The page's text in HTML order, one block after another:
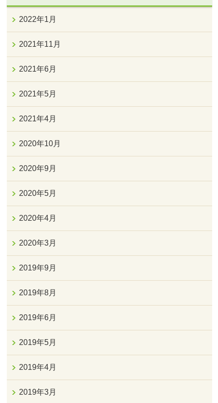
2022年1月
2021年11月
2021年6月
2021年5月
2021年4月
2020年10月
2020年9月
2020年5月
2020年4月
2020年3月
2019年9月
2019年8月
2019年6月
2019年5月
2019年4月
2019年3月